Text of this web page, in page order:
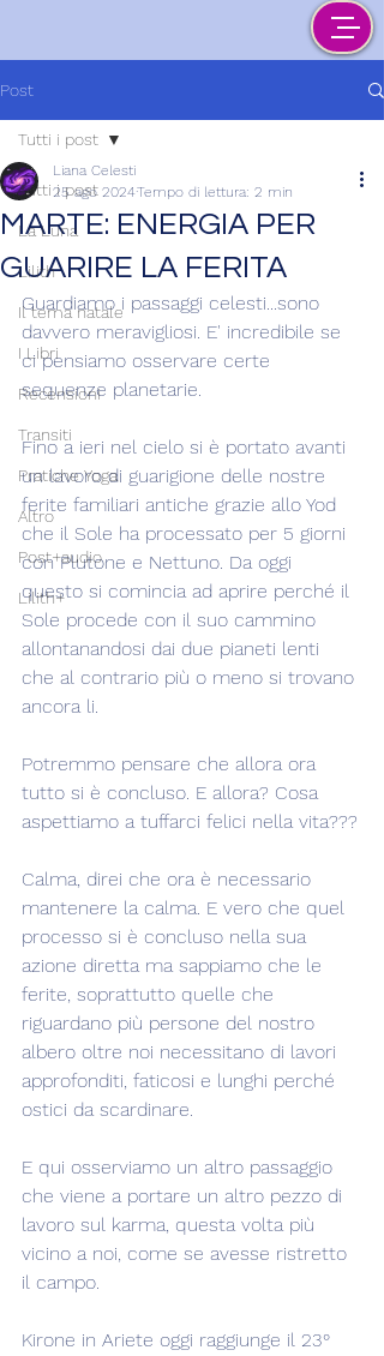
Post
Tutti i post
La Luna
Lilith
Il tema natale
I Libri
Recensioni
Transiti
Pratiche Yoga
Altro
Post+audio
Lilith+
Tutti i post
MARTE: ENERGIA PER
GUARIRE LA FERITA
Liana Celesti
25 ago 2024Tempo di lettura: 2 min
Guardiamo i passaggi celesti...sono
davvero meravigliosi. E' incredibile se
ci pensiamo osservare certe
sequenze planetarie.
Fino a ieri nel cielo si è portato avanti
un lavoro di guarigione delle nostre
ferite familiari antiche grazie allo Yod
che il Sole ha processato per 5 giorni
con Plutone e Nettuno. Da oggi
questo si comincia ad aprire perché il
Sole procede con il suo cammino
allontanandosi dai due pianeti lenti
che al contrario più o meno si trovano
ancora li.
Potremmo pensare che allora ora
tutto si è concluso. E allora? Cosa
aspettiamo a tuffarci felici nella vita???
Calma, direi che ora è necessario
mantenere la calma. E vero che quel
processo si è concluso nella sua
azione diretta ma sappiamo che le
ferite, soprattutto quelle che
riguardano più persone del nostro
albero oltre noi necessitano di lavori
approfonditi, faticosi e lunghi perché
ostici da scardinare.
E qui osserviamo un altro passaggio
che viene a portare un altro pezzo di
lavoro sul karma, questa volta più
vicino a noi, come se avesse ristretto
il campo.
Kirone in Ariete oggi raggiunge il 23°